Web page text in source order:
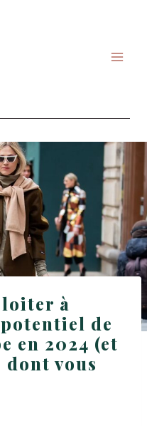
à
de
en 2024 (et
dont vous